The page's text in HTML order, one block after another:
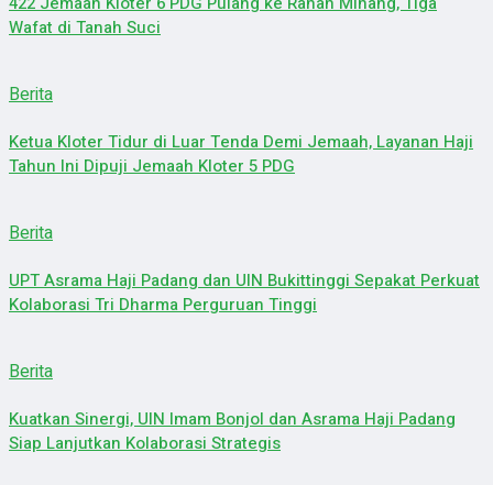
Wafat di Tanah Suci
Berita
Ketua Kloter Tidur di Luar Tenda Demi Jemaah, Layanan Haji
Tahun Ini Dipuji Jemaah Kloter 5 PDG
Berita
UPT Asrama Haji Padang dan UIN Bukittinggi Sepakat Perkuat
Kolaborasi Tri Dharma Perguruan Tinggi
Berita
Kuatkan Sinergi, UIN Imam Bonjol dan Asrama Haji Padang
Siap Lanjutkan Kolaborasi Strategis